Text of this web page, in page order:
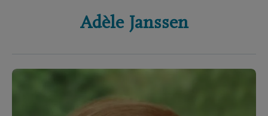
Adèle Janssen